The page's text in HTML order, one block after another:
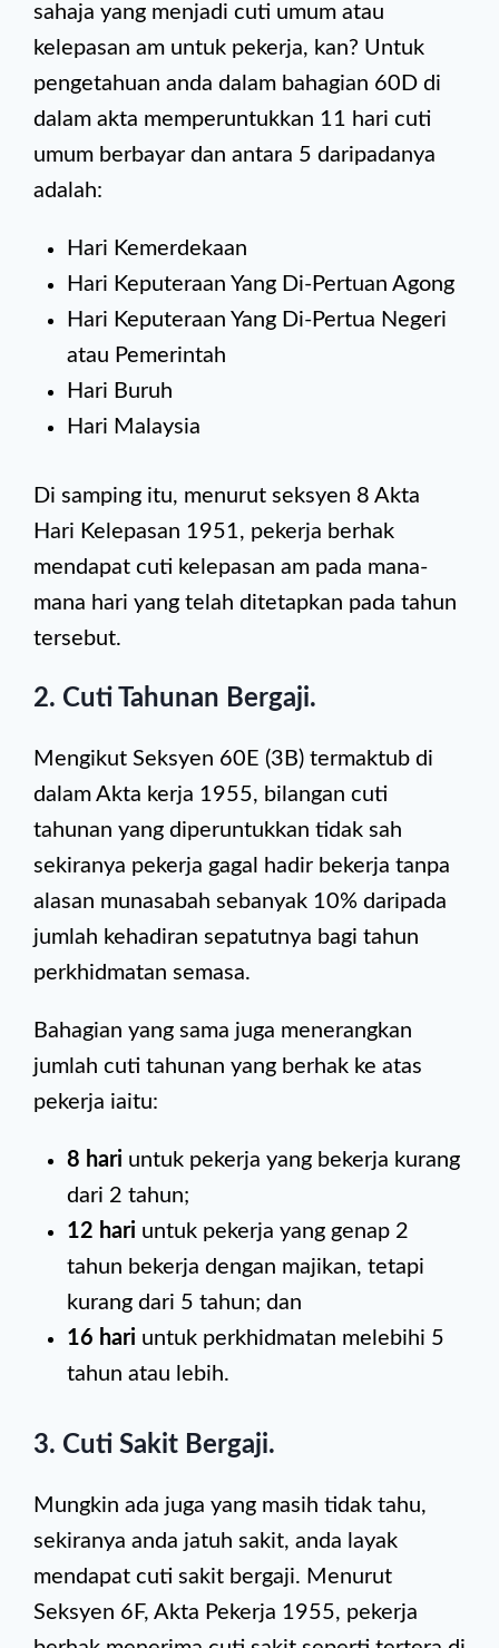
sahaja yang menjadi cuti umum atau
kelepasan am untuk pekerja, kan? Untuk
pengetahuan anda dalam bahagian 60D di
dalam akta memperuntukkan 11 hari cuti
umum berbayar dan antara 5 daripadanya
adalah:
Hari Kemerdekaan
Hari Keputeraan Yang Di-Pertuan Agong
Hari Keputeraan Yang Di-Pertua Negeri
atau Pemerintah
Hari Buruh
Hari Malaysia
Di samping itu, menurut seksyen 8 Akta
Hari Kelepasan 1951, pekerja berhak
mendapat cuti kelepasan am pada mana-
mana hari yang telah ditetapkan pada tahun
tersebut.
2. Cuti Tahunan Bergaji.
Mengikut Seksyen 60E (3B) termaktub di
dalam Akta kerja 1955, bilangan cuti
tahunan yang diperuntukkan tidak sah
sekiranya pekerja gagal hadir bekerja tanpa
alasan munasabah sebanyak 10% daripada
jumlah kehadiran sepatutnya bagi tahun
perkhidmatan semasa.
Bahagian yang sama juga menerangkan
jumlah cuti tahunan yang berhak ke atas
pekerja iaitu:
8 hari untuk pekerja yang bekerja kurang
dari 2 tahun;
12 hari untuk pekerja yang genap 2
tahun bekerja dengan majikan, tetapi
kurang dari 5 tahun; dan
16 hari untuk perkhidmatan melebihi 5
tahun atau lebih.
3. Cuti Sakit Bergaji.
Mungkin ada juga yang masih tidak tahu,
sekiranya anda jatuh sakit, anda layak
mendapat cuti sakit bergaji. Menurut
Seksyen 6F, Akta Pekerja 1955, pekerja